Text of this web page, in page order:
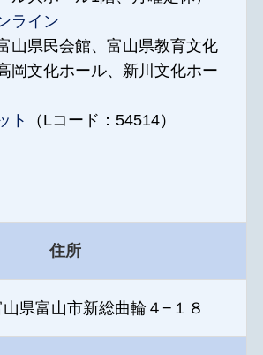
ライン
山県民会館、富山県教育文化
岡文化ホール、新川文化ホー
ト
（Lコード：54514）
住所
県富山市新総曲輪４−１８